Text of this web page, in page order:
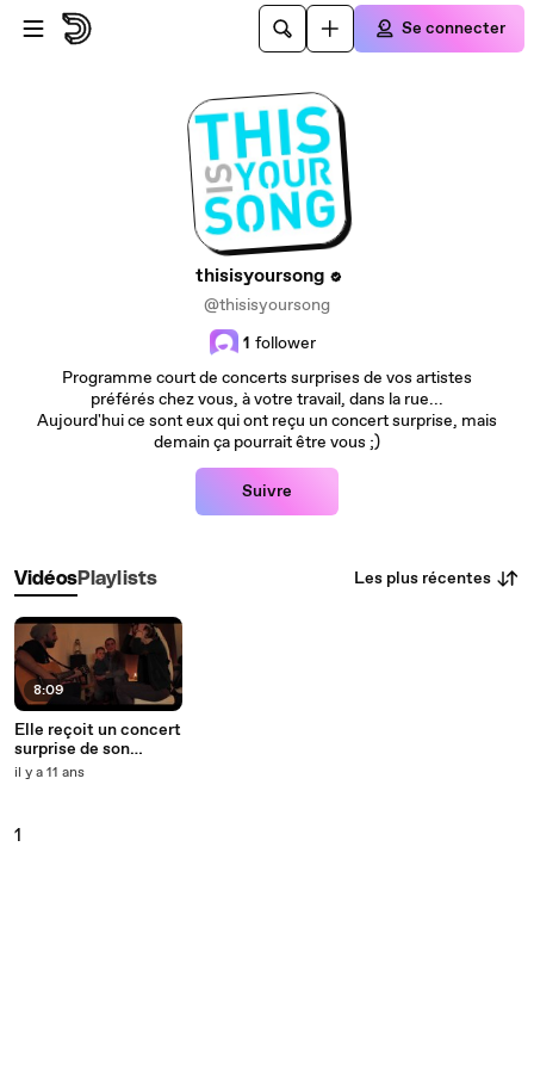
Passer au contenu principal
Se connecter
thisisyoursong
@thisisyoursong
1 follower
Programme court de concerts surprises de vos artistes
préférés chez vous, à votre travail, dans la rue...
Aujourd'hui ce sont eux qui ont reçu un concert surprise, mais
demain ça pourrait être vous ;)
Suivre
VidéosPlaylists Les plus récentes
8:09
Elle reçoit un concert
surprise de son
artiste préférée chez
il y a 11 ans
1